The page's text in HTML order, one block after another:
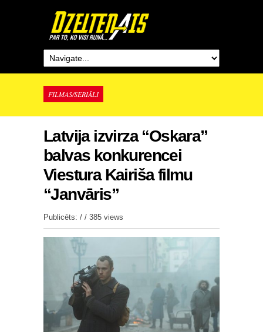
FILMAS/SERIĀLI
Latvija izvirza “Oskara”
balvas konkurencei
Viestura Kairiša filmu
“Janvāris”
Publicēts: / / 385 views